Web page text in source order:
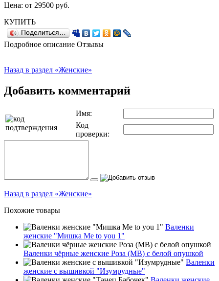
Цена: от 29500 руб.
КУПИТЬ
Поделиться…
Подробное описание Отзывы
Назад в раздел «Женские»
Добавить комментарий
Имя:
Код
проверки:
Назад в раздел «Женские»
Похожие товары
Валенки
женские "Мишка Me to you 1"
Валенки чёрные женские Роза (МВ) с белой опушкой
Валенки
женские с вышивкой "Изумрудные"